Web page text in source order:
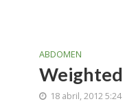
ABDOMEN
Weighted
18 abril, 2012 5:24